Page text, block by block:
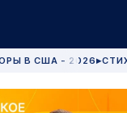
В США - 2026 ▶